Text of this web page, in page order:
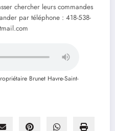
chercher leurs commandes
par téléphone : 418-538-
Brunet Havre-Saint-